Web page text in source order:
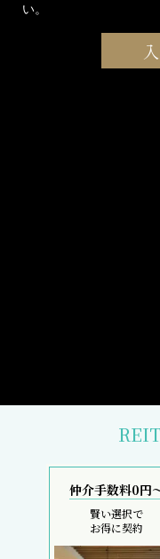
い。
仲介手数料0円
賢い選択で
お得に契約